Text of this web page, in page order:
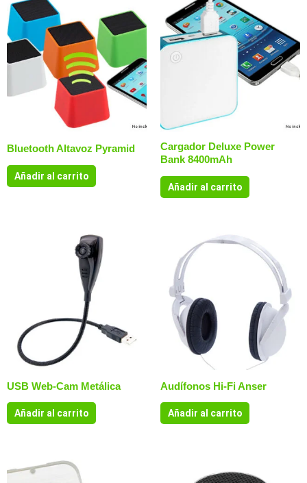
Bluetooth Altavoz Pyramid
Añadir al carrito
Cargador Deluxe Power
Bank 8400mAh
Añadir al carrito
USB Web-Cam Metálica
Añadir al carrito
Audífonos Hi-Fi Anser
Añadir al carrito